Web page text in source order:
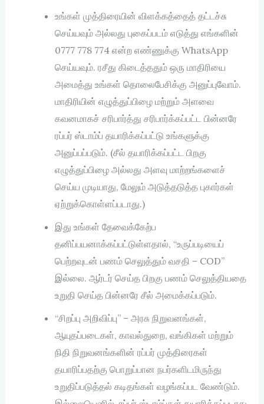
உங்கள் முத்திரையின் விளக்கத்தைத் தட்டச்சு
செய்யவும் அல்லது புகைப்படம் எடுத்து எங்களின்
0777 778 774 என்ற எண்ணுக்கு WhatsApp
செய்யவும். ரசீது கிடைத்ததும் ஒரு மாதிரியை
அமைத்து உங்கள் தொலைபேசிக்கு அனுப்புவோம்.
மாதிரியின் எழுத்துப்பிழை மற்றும் அளவை
கவனமாகச் சரிபார்த்து சரிபார்க்கப்பட்ட பின்னரே
ரப்பர் ஸ்டாம்ப் தயாரிக்கப்பட்டு உங்களுக்கு
அனுப்பப்படும். (சீல் தயாரிக்கப்பட்ட பிறகு
எழுத்துப்பிழை அல்லது அளவு மாற்றங்களைச்
செய்ய முடியாது, மேலும் அடுத்தடுத்த புகார்கள்
ஏற்றுக்கொள்ளப்படாது.)
இது உங்கள் தேவைக்கேற்ப
தனிப்பயனாக்கப்பட்டுள்ளதால், “உருப்படியைப்
பெற்றவுடன் பணம் செலுத்தும் வசதி – COD”
இல்லை. ஆர்டர் செய்த பிறகு பணம் செலுத்தியதை
உறுதி செய்த பின்னரே சீல் அமைக்கப்படும்.
“சிறப்பு அறிவிப்பு” – அரசு நிறுவனங்கள்,
ஆயுதப்படைகள், காவல்துறை, வங்கிகள் மற்றும்
நிதி நிறுவனங்களின் ரப்பர் முத்திரைகள்
தயாரிப்பதற்கு பொறுப்பான நபர்களிடமிருந்து
உறுதிப்படுத்தல் கடிதங்கள் வழங்கப்பட வேண்டும்.